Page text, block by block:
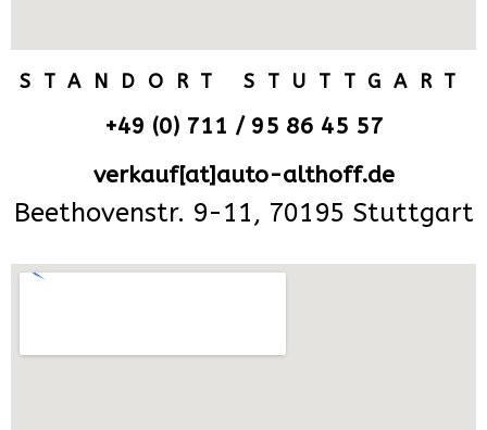
STANDORT STUTTGART
+49 (0) 711 / 95 86 45 57
verkauf[at]auto-althoff.de
Beethovenstr. 9-11, 70195 Stuttgart